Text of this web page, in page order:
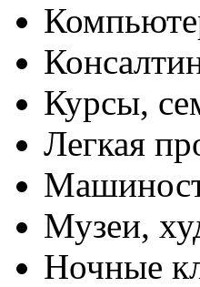
Курсы,
Легкая
Музеи,
Ночные